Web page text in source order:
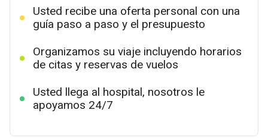
Usted recibe una oferta personal con una
guía paso a paso y el presupuesto
Organizamos su viaje incluyendo horarios
de citas y reservas de vuelos
Usted llega al hospital, nosotros le
apoyamos 24/7